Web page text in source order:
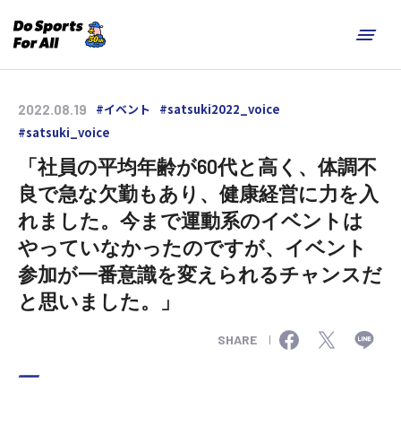
「社員の平均年齢が60代と高く、体調不
良で急な欠勤もあり、健康経営に力を入
れました。今まで運動系のイベントは
やっていなかったのですが、イベント
参加が一番意識を変えられるチャンスだ
と思いました。」
2022.08.19 #イベント
#satsuki2022_voice
#satsuki_voice
SHARE